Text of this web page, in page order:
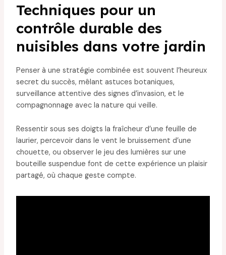
Techniques pour un
contrôle durable des
nuisibles dans votre jardin
Penser à une stratégie combinée est souvent l’heureux
secret du succès, mêlant astuces botaniques,
surveillance attentive des signes d’invasion, et le
compagnonnage avec la nature qui veille.
Ressentir sous ses doigts la fraîcheur d’une feuille de
laurier, percevoir dans le vent le bruissement d’une
chouette, ou observer le jeu des lumières sur une
bouteille suspendue font de cette expérience un plaisir
partagé, où chaque geste compte.